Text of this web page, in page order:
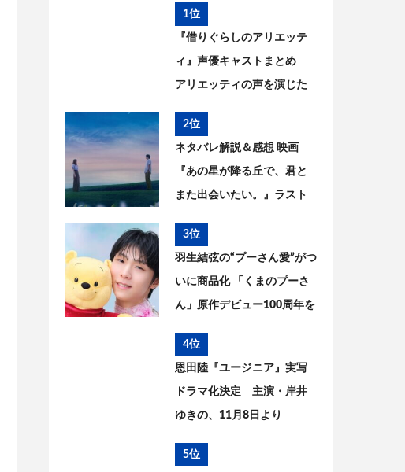
1位
『借りぐらしのアリエッテ
ィ』声優キャストまとめ
アリエッティの声を演じた
2位
ネタバレ解説＆感想 映画
『あの星が降る丘で、君と
また出会いたい。』ラスト
3位
羽生結弦の“プーさん愛”がつ
いに商品化 「くまのプーさ
ん」原作デビュー100周年を
4位
恩田陸『ユージニア』実写
ドラマ化決定 主演・岸井
ゆきの、11月8日より
5位